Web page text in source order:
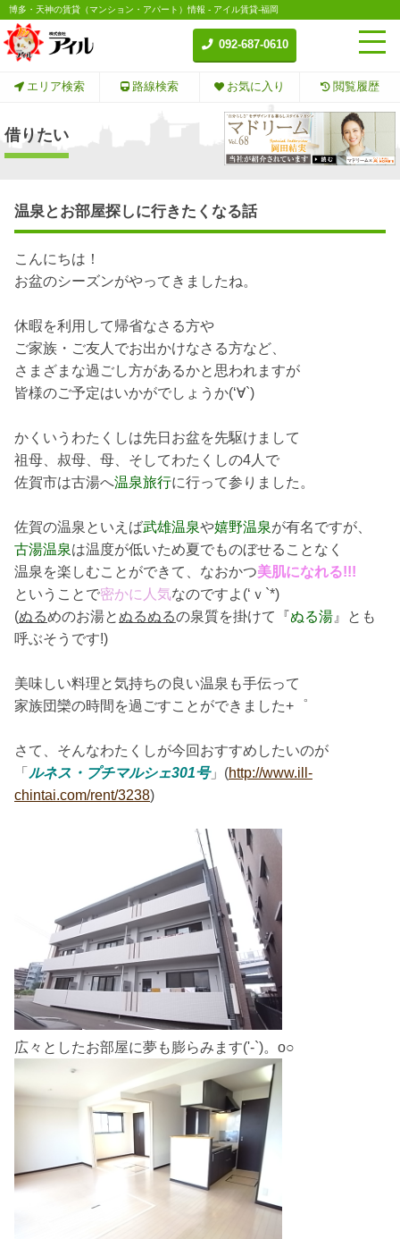
博多・天神の賃貸（マンション・アパート）情報 - アイル賃貸-福岡
092-687-0610
エリア検索 路線検索 お気に入り 閲覧履歴
借りたい
温泉とお部屋探しに行きたくなる話
こんにちは！
お盆のシーズンがやってきましたね。
休暇を利用して帰省なさる方や
ご家族・ご友人でお出かけなさる方など、
さまざまな過ごし方があるかと思われますが
皆様のご予定はいかがでしょうか(‘∀`)
かくいうわたくしは先日お盆を先駆けまして
祖母、叔母、母、そしてわたくしの4人で
佐賀市は古湯へ温泉旅行に行って参りました。
佐賀の温泉といえば武雄温泉や嬉野温泉が有名ですが、
古湯温泉は温度が低いため夏でものぼせることなく
温泉を楽しむことができて、なおかつ美肌になれる!!!
ということで密かに人気なのですよ(‘ｖ`*)
(ぬるめのお湯と ぬるぬるの泉質を掛けて『ぬる湯 』とも
呼ぶそうです!)
美味しい料理と気持ちの良い温泉も手伝って
家族団欒の時間を過ごすことができました+゜
さて、そんなわたくしが今回おすすめしたいのが
「 ルネス・プチマルシェ301号」(http://www.ill-
chintai.com/rent/3238)
広々としたお部屋に夢も膨らみます('-`)。o○